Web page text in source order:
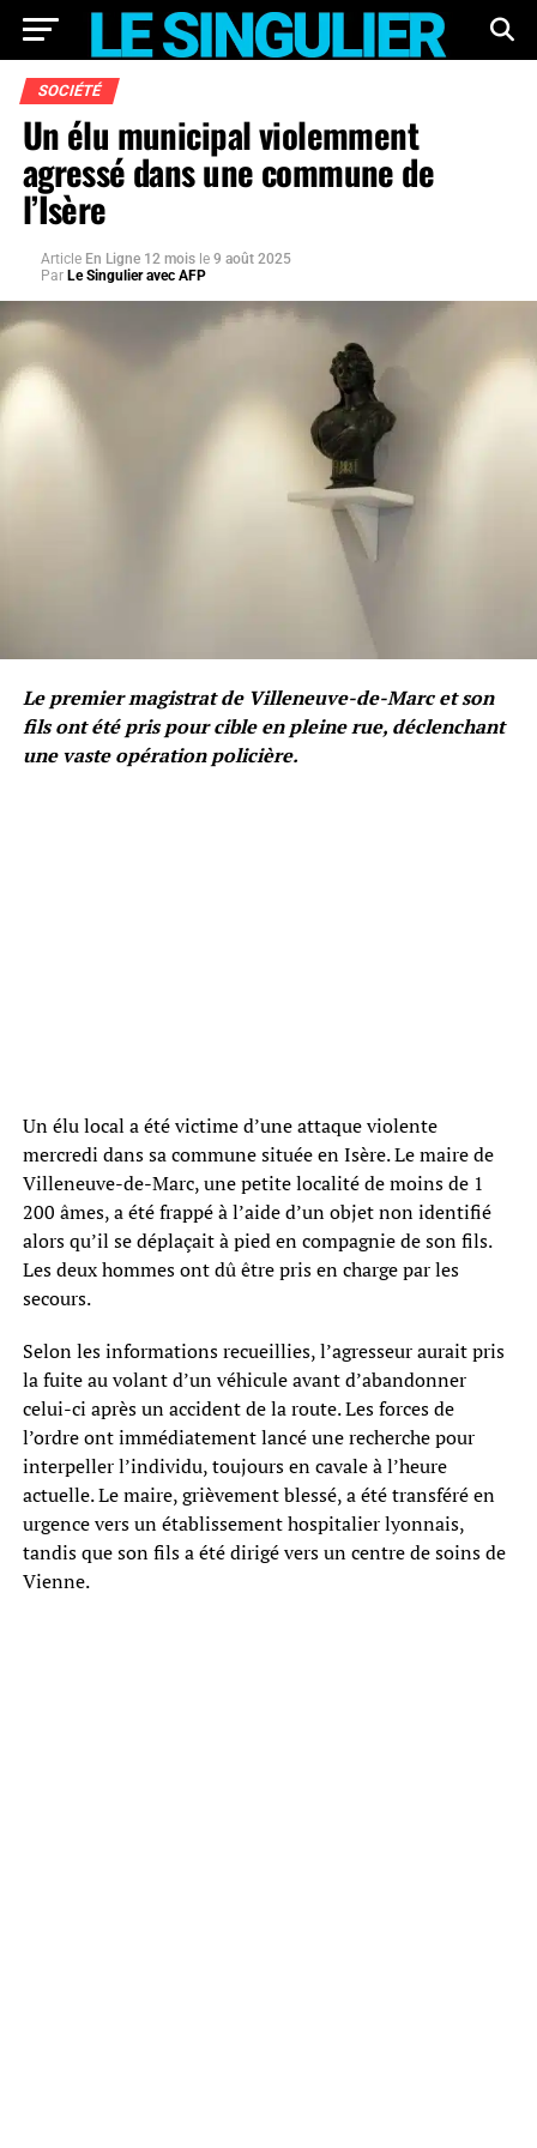
SOCIÉTÉ
Un élu municipal violemment
agressé dans une commune de
l’Isère
Article En Ligne 12 mois le 9 août 2025
Par Le Singulier avec AFP
Le premier magistrat de Villeneuve-de-Marc et son
fils ont été pris pour cible en pleine rue, déclenchant
une vaste opération policière.
Un élu local a été victime d’une attaque violente
mercredi dans sa commune située en Isère. Le maire de
Villeneuve-de-Marc, une petite localité de moins de 1
200 âmes, a été frappé à l’aide d’un objet non identifié
alors qu’il se déplaçait à pied en compagnie de son fils.
Les deux hommes ont dû être pris en charge par les
secours.
Selon les informations recueillies, l’agresseur aurait pris
la fuite au volant d’un véhicule avant d’abandonner
celui-ci après un accident de la route. Les forces de
l’ordre ont immédiatement lancé une recherche pour
interpeller l’individu, toujours en cavale à l’heure
actuelle. Le maire, grièvement blessé, a été transféré en
urgence vers un établissement hospitalier lyonnais,
tandis que son fils a été dirigé vers un centre de soins de
Vienne.